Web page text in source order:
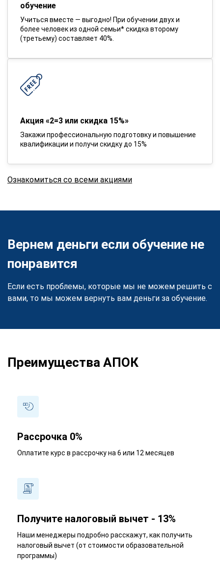
обучение
Учиться вместе — выгодно! При обучении двух и
более человек из одной семьи* скидка второму
(третьему) составляет 40%.
Акция «2=3 или скидка 15%»
Закажи профессиональную подготовку и повышение
квалификации и получи скидку до 15%
Ознакомиться со всеми акциями
Вернем деньги если обучение не
понравится
Если есть проблемы, которые мы не можем решить с
вами, то мы можем вернуть вам деньги за обучение.
Преимущества АПОК
Рассрочка 0%
Оплатите курс в рассрочку на 6 или 12 месяцев
Получите налоговый вычет - 13%
Наши менеджеры подробно расскажут, как получить
налоговый вычет (от стоимости образовательной
программы)